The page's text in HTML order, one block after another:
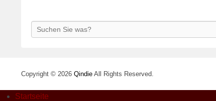
Search
Copyright © 2026 Qindie All Rights Reserved.
Startseite